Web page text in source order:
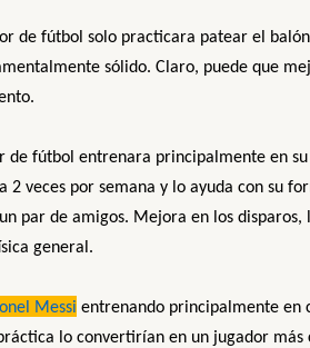
de fútbol solo practicara patear el
sólido. Claro, puede que
de fútbol entrenara principalmente en
veces por semana y lo ayuda con su
par de amigos. Mejora en los disparos,
general.
Messi entrenando principalmente en
lo convertirían en un jugador más